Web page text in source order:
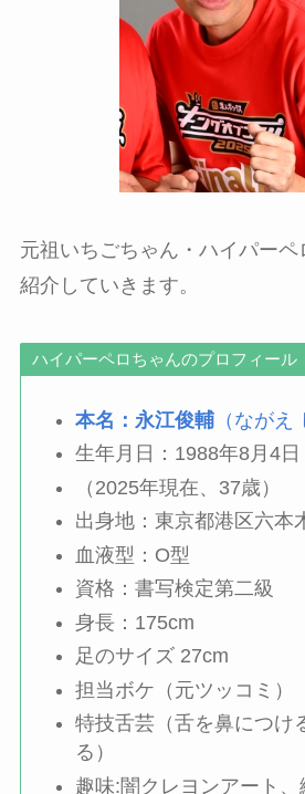
元祖いちごちゃん・ハイパーペ
紹介していきます。
ハイパーペロちゃんのプロフィール
本名：永江俊輔 （ながえ
生年月日：1988年8月4日
（2025年現在、37歳）
出身地：東京都港区六本
血液型：O型
資格：書写検定第二級
身長：175cm
足のサイズ 27cm
担当ボケ（元ツッコミ）
特技舌芸（舌を鼻につけ
る）
趣味:闇クレヨンアート、